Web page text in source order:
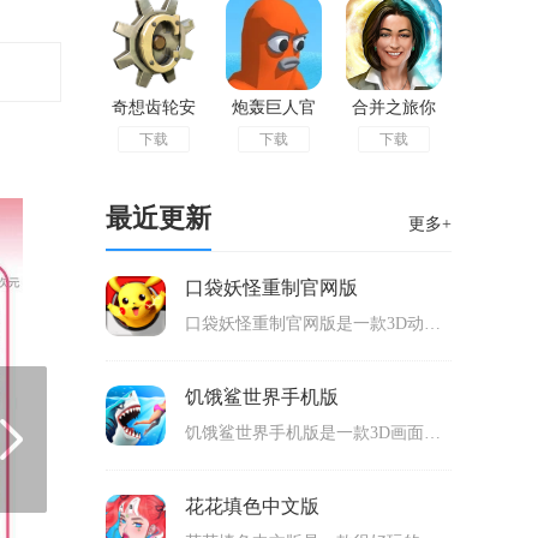
奇想齿轮安
卓版
下载
炮轰巨人官
方版
下载
合并之旅你
的旅行古董
下载
最近更新 更多+
口袋妖怪重制官网版
口袋妖怪重制官网版是一款3D动画风格画面的精灵回合制对战rpg手游，根据经典的口袋妖怪系列打造，拥有几百种精灵会在游戏里面出场，包含了神兽，玩家可以收服自己喜欢的各个属性的精灵，打造自己的强大的队伍，前往挑战npc以及道馆以及真人玩家对战等等，可玩性高。
饥饿鲨世界手机版
饥饿鲨世界手机版是一款3D画面的冒险类手机游戏，拥有清新的画面，以鲨鱼模式为主要的内容，玩家要控制饥饿的鲨鱼在地图中寻找各种食物，选择合适的动物来吞噬，成功吞噬就可以增加经验值，经验值满了就可以升级，等级越高体型就越大，可以吞噬更多种类的动物，还可以学会强大的技能，可玩性高。
花花填色中文版